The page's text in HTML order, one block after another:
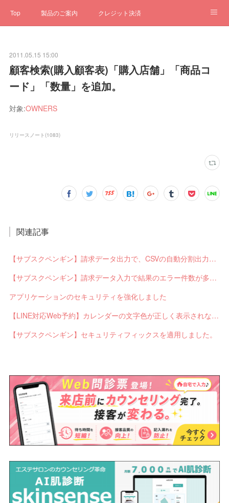
Top 製品のご案内 クレジット決済
クローゼット ステータス お問合せ
2011.05.15 15:00
顧客検索(購入顧客表)「購入店舗」「商品コ
ード」「数量」を追加。
対象:OWNERS
リリースノート (1083)
関連記事
【サブスクペンギン】請求データ出力で、CSVの自動分割出力と出力ステータスの確認ができるようになりました。
【サブスクペンギン】請求データ入力で結果のエラー件数が多い場合に応答不能になるバグを修正しました。
アプリケーションのセキュリティを強化しました
【LINE対応Web予約】カレンダーの文字色が正しく表示されないバグを修正しました。
【サブスクペンギン】セキュリティフィックスを適用しました。